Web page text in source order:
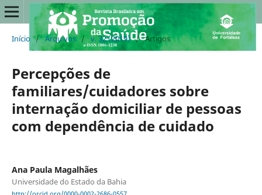
Início / Arquivos / v. 32 (2019) / Artigos
Percepções de
familiares/cuidadores sobre
internação domiciliar de pessoas
com dependência de cuidado
Ana Paula Magalhães
Universidade do Estado da Bahia